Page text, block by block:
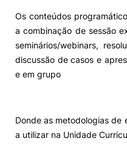
Ação Social
Alumni
Magazine
Os conteúdos
a combinação de sessão
seminários/webinars,
discussão de casos e
e em grupo
Donde as metodologias de
a utilizar na Unidade